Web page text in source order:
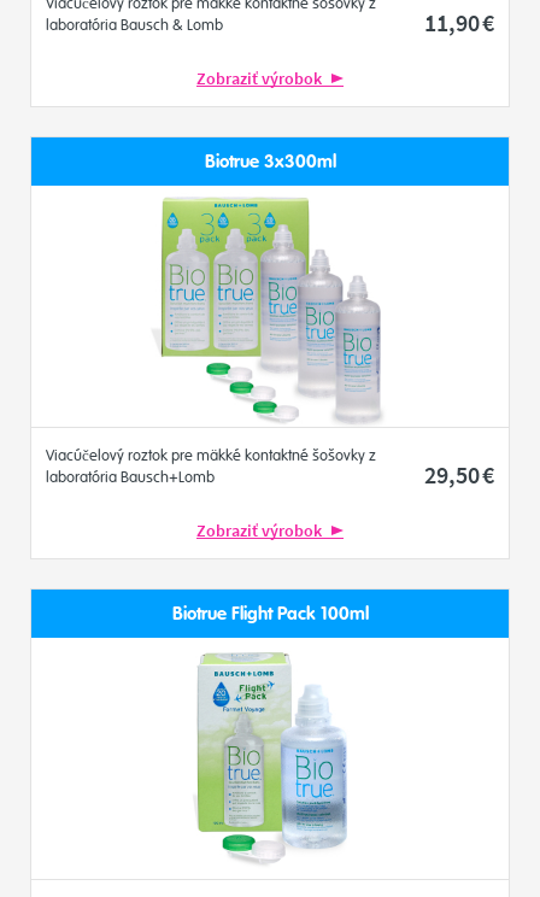
laboratória Bausch & Lomb
11,90€
Zobraziť výrobok
Biotrue 3x300ml
Viacúčelový roztok pre mäkké kontaktné šošovky z
laboratória Bausch+Lomb
29,50€
Zobraziť výrobok
Biotrue Flight Pack 100ml